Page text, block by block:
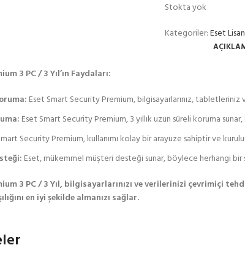
Stokta yok
Kategoriler:Eset
3 PC / 3 Yıl’ın Faydaları:
Eset Smart Security Premium, bilgisayarlarınız,
Eset Smart Security Premium, 3 yıllık uzun süreli koruma sunar,
Security Premium, kullanımı kolay bir arayüze sahiptir ve
Eset, mükemmel müşteri desteği sunar, böylece herhangi bir
3 PC / 3 Yıl, bilgisayarlarınızı ve verilerinizi çevrimiçi
en iyi şekilde almanızı sağlar.